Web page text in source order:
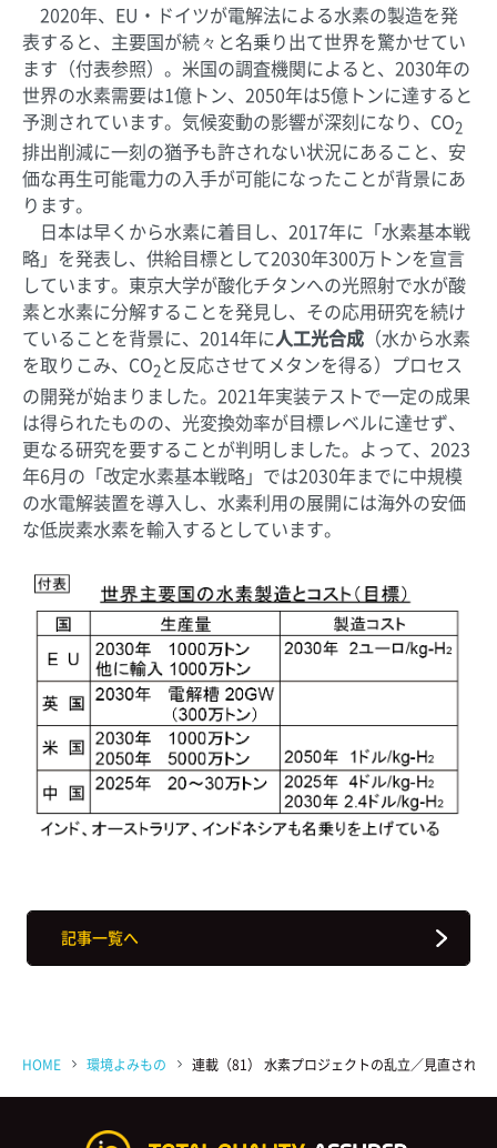
2020年、EU・ドイツが電解法による水素の製造を発
表すると、主要国が続々と名乗り出て世界を驚かせてい
ます（付表参照）。米国の調査機関によると、2030年の
世界の水素需要は1億トン、2050年は5億トンに達すると
予測されています。気候変動の影響が深刻になり、CO2
排出削減に一刻の猶予も許されない状況にあること、安
価な再生可能電力の入手が可能になったことが背景にあ
ります。
日本は早くから水素に着目し、2017年に「水素基本戦
略」を発表し、供給目標として2030年300万トンを宣言
しています。東京大学が酸化チタンへの光照射で水が酸
素と水素に分解することを発見し、その応用研究を続け
ていることを背景に、2014年に人工光合成 （水から水素
を取りこみ、CO2と反応させてメタンを得る）プロセス
の開発が始まりました。2021年実装テストで一定の成果
は得られたものの、光変換効率が目標レベルに達せず、
更なる研究を要することが判明しました。よって、2023
年6月の「改定水素基本戦略」では2030年までに中規模
の水電解装置を導入し、水素利用の展開には海外の安価
な低炭素水素を輸入するとしています。
記事一覧へ
HOME 環境よみもの 連載（81） 水素プロジェクトの乱立／見直される